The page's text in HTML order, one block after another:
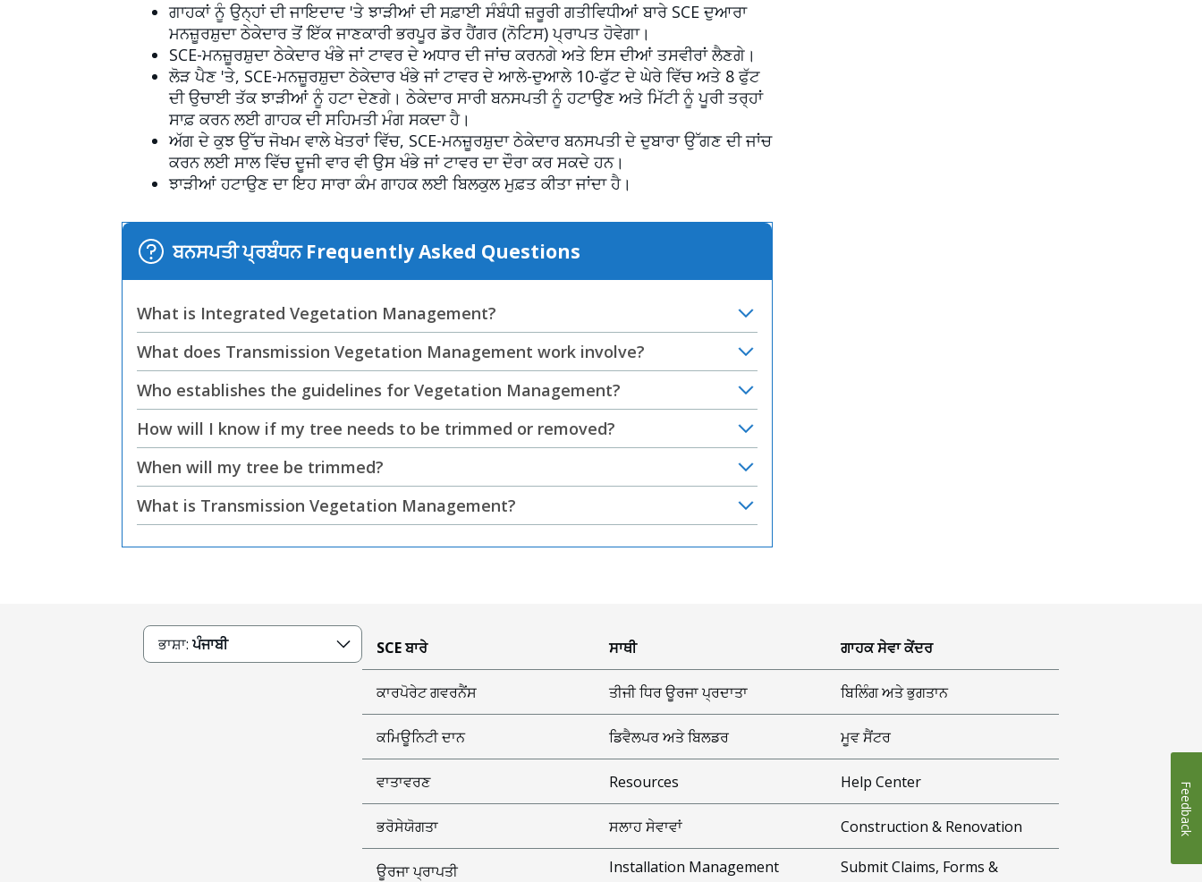
ਗਾਹਕਾਂ ਨੂੰ ਉਨ੍ਹਾਂ ਦੀ ਜਾਇਦਾਦ 'ਤੇ ਝਾੜੀਆਂ ਦੀ ਸਫ਼ਾਈ ਸੰਬੰਧੀ ਜ਼ਰੂਰੀ ਗਤੀਵਿਧੀਆਂ ਬਾਰੇ SCE ਦੁਆਰਾ
ਮਨਜ਼ੂਰਸ਼ੁਦਾ ਠੇਕੇਦਾਰ ਤੋਂ ਇੱਕ ਜਾਣਕਾਰੀ ਭਰਪੂਰ ਡੋਰ ਹੈਂਗਰ (ਨੋਟਿਸ) ਪ੍ਰਾਪਤ ਹੋਵੇਗਾ।
SCE-ਮਨਜ਼ੂਰਸ਼ੁਦਾ ਠੇਕੇਦਾਰ ਖੰਭੇ ਜਾਂ ਟਾਵਰ ਦੇ ਅਧਾਰ ਦੀ ਜਾਂਚ ਕਰਨਗੇ ਅਤੇ ਇਸ ਦੀਆਂ ਤਸਵੀਰਾਂ ਲੈਣਗੇ।
ਲੋੜ ਪੈਣ 'ਤੇ, SCE-ਮਨਜ਼ੂਰਸ਼ੁਦਾ ਠੇਕੇਦਾਰ ਖੰਭੇ ਜਾਂ ਟਾਵਰ ਦੇ ਆਲੇ-ਦੁਆਲੇ 10-ਫੁੱਟ ਦੇ ਘੇਰੇ ਵਿੱਚ ਅਤੇ 8 ਫੁੱਟ
ਦੀ ਉਚਾਈ ਤੱਕ ਝਾੜੀਆਂ ਨੂੰ ਹਟਾ ਦੇਣਗੇ। ਠੇਕੇਦਾਰ ਸਾਰੀ ਬਨਸਪਤੀ ਨੂੰ ਹਟਾਉਣ ਅਤੇ ਮਿੱਟੀ ਨੂੰ ਪੂਰੀ ਤਰ੍ਹਾਂ
ਸਾਫ਼ ਕਰਨ ਲਈ ਗਾਹਕ ਦੀ ਸਹਿਮਤੀ ਮੰਗ ਸਕਦਾ ਹੈ।
ਅੱਗ ਦੇ ਕੁਝ ਉੱਚ ਜੋਖਮ ਵਾਲੇ ਖੇਤਰਾਂ ਵਿੱਚ, SCE-ਮਨਜ਼ੂਰਸ਼ੁਦਾ ਠੇਕੇਦਾਰ ਬਨਸਪਤੀ ਦੇ ਦੁਬਾਰਾ ਉੱਗਣ ਦੀ ਜਾਂਚ
ਕਰਨ ਲਈ ਸਾਲ ਵਿੱਚ ਦੂਜੀ ਵਾਰ ਵੀ ਉਸ ਖੰਭੇ ਜਾਂ ਟਾਵਰ ਦਾ ਦੌਰਾ ਕਰ ਸਕਦੇ ਹਨ।
ਝਾੜੀਆਂ ਹਟਾਉਣ ਦਾ ਇਹ ਸਾਰਾ ਕੰਮ ਗਾਹਕ ਲਈ ਬਿਲਕੁਲ ਮੁਫ਼ਤ ਕੀਤਾ ਜਾਂਦਾ ਹੈ।
ਬਨਸਪਤੀ ਪ੍ਰਬੰਧਨ Frequently Asked Questions
What is Integrated Vegetation Management?
What does Transmission Vegetation Management work involve?
Who establishes the guidelines for Vegetation Management?
How will I know if my tree needs to be trimmed or removed?
When will my tree be trimmed?
What is Transmission Vegetation Management?
ਭਾਸ਼ਾ:ਪੰਜਾਬੀ SCE ਬਾਰੇ
ਕਾਰਪੋਰੇਟ ਗਵਰਨੈਂਸ
ਕਮਿਊਨਿਟੀ ਦਾਨ
ਵਾਤਾਵਰਣ
ਭਰੋਸੇਯੋਗਤਾ
ਊਰਜਾ ਪ੍ਰਾਪਤੀ
ਸਾਥੀ
ਤੀਜੀ ਧਿਰ ਊਰਜਾ ਪ੍ਰਦਾਤਾ
ਡਿਵੈਲਪਰ ਅਤੇ ਬਿਲਡਰ
Resources
ਸਲਾਹ ਸੇਵਾਵਾਂ
Installation Management
ਗਾਹਕ ਸੇਵਾ ਕੇਂਦਰ
ਬਿਲਿੰਗ ਅਤੇ ਭੁਗਤਾਨ
ਮੂਵ ਸੈਂਟਰ
Help Center
Construction & Renovation
Submit Claims, Forms &
Feedback